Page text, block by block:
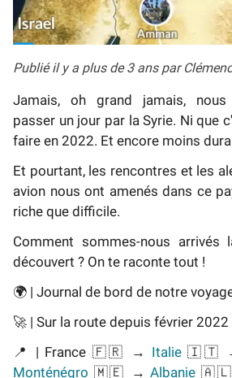
Publié il y a plus de 3 ans par
Jamais, oh grand jamais, nous
passer un jour par la Syrie. Ni que
faire en 2022. Et encore moins
Et pourtant, les rencontres et les
avion nous ont amenés dans ce
riche que difficile.
Comment sommes-nous arrivés
découvert ? On te raconte tout !
🌍 | Journal de bord de notre
🚀 | Sur la route depuis février 2022
📍 | France 🇫🇷 → Italie🇮🇹
Monténégro 🇲🇪 →Albanie 🇦🇱